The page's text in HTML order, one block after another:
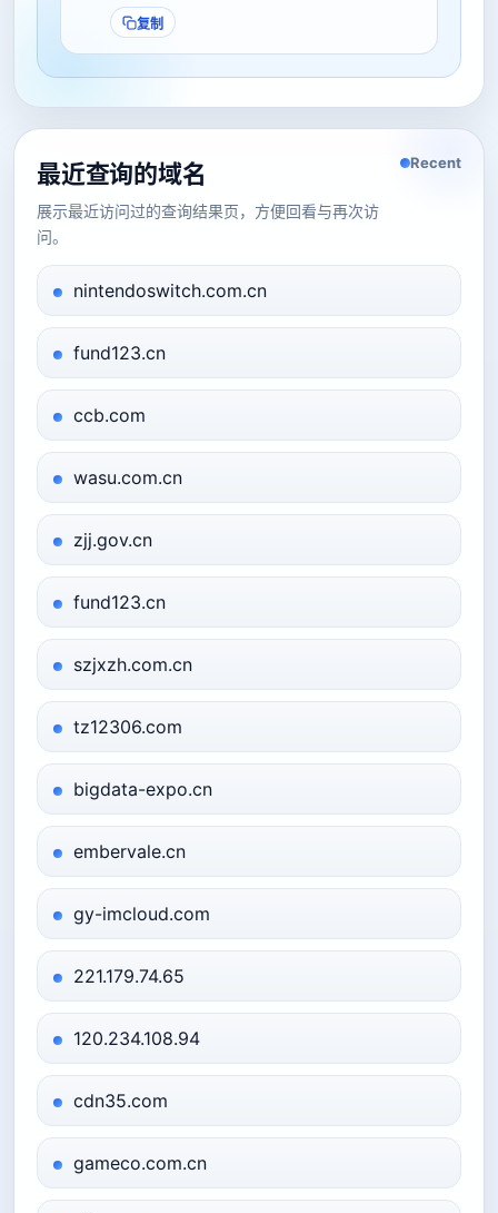
复制
最近查询的域名
展示最近访问过的查询结果页，方便回看与再次访
问。
Recent
nintendoswitch.com.cn
fund123.cn
ccb.com
wasu.com.cn
zjj.gov.cn
fund123.cn
szjxzh.com.cn
tz12306.com
bigdata-expo.cn
embervale.cn
gy-imcloud.com
221.179.74.65
120.234.108.94
cdn35.com
gameco.com.cn